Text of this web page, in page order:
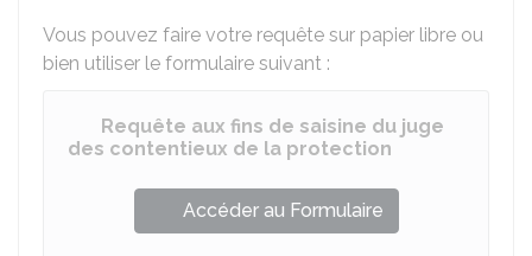
Vous pouvez faire votre requête sur papier libre ou
bien utiliser le formulaire suivant :
Requête aux fins de saisine du juge
des contentieux de la protection
Accéder au Formulaire